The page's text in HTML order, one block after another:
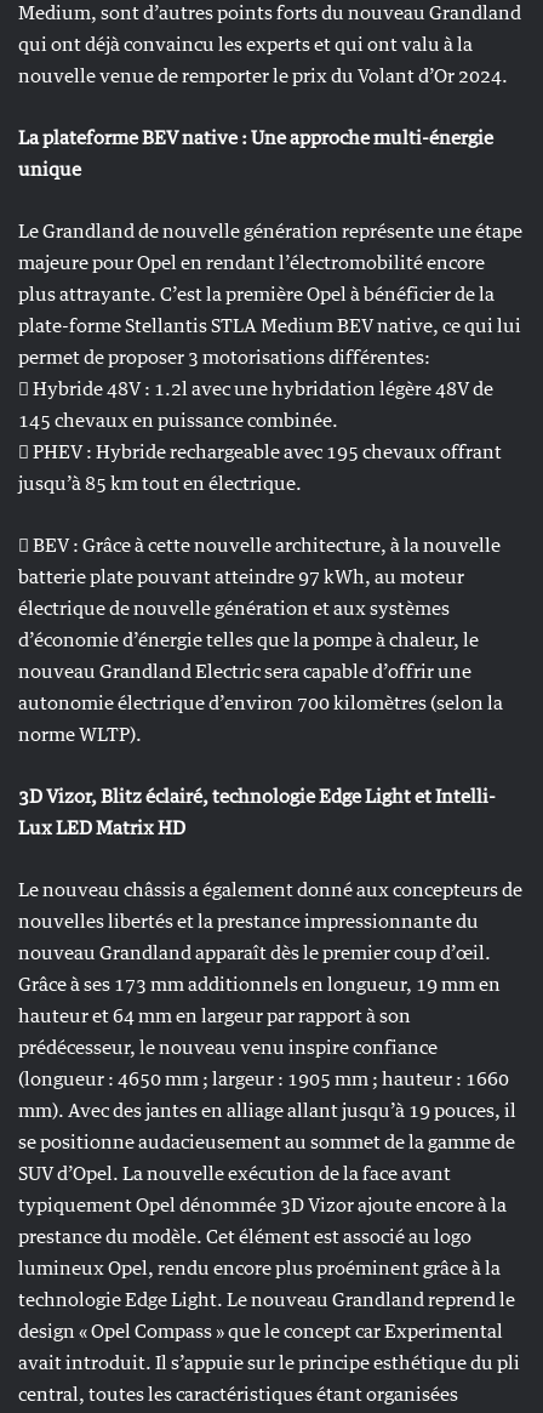
Medium, sont d’autres points forts du nouveau Grandland
qui ont déjà convaincu les experts et qui ont valu à la
nouvelle venue de remporter le prix du Volant d’Or 2024.
La plateforme BEV native : Une approche multi-énergie
unique
Le Grandland de nouvelle génération représente une étape
majeure pour Opel en rendant l’électromobilité encore
plus attrayante. C’est la première Opel à bénéficier de la
plate-forme Stellantis STLA Medium BEV native, ce qui lui
permet de proposer 3 motorisations différentes:
 Hybride 48V : 1.2l avec une hybridation légère 48V de
145 chevaux en puissance combinée.
 PHEV : Hybride rechargeable avec 195 chevaux offrant
jusqu’à 85 km tout en électrique.
 BEV : Grâce à cette nouvelle architecture, à la nouvelle
batterie plate pouvant atteindre 97 kWh, au moteur
électrique de nouvelle génération et aux systèmes
d’économie d’énergie telles que la pompe à chaleur, le
nouveau Grandland Electric sera capable d’offrir une
autonomie électrique d’environ 700 kilomètres (selon la
norme WLTP).
3D Vizor, Blitz éclairé, technologie Edge Light et Intelli-
Lux LED Matrix HD
Le nouveau châssis a également donné aux concepteurs de
nouvelles libertés et la prestance impressionnante du
nouveau Grandland apparaît dès le premier coup d’œil.
Grâce à ses 173 mm additionnels en longueur, 19 mm en
hauteur et 64 mm en largeur par rapport à son
prédécesseur, le nouveau venu inspire confiance
(longueur : 4650 mm ; largeur : 1905 mm ; hauteur : 1660
mm). Avec des jantes en alliage allant jusqu’à 19 pouces, il
se positionne audacieusement au sommet de la gamme de
SUV d’Opel. La nouvelle exécution de la face avant
typiquement Opel dénommée 3D Vizor ajoute encore à la
prestance du modèle. Cet élément est associé au logo
lumineux Opel, rendu encore plus proéminent grâce à la
technologie Edge Light. Le nouveau Grandland reprend le
design « Opel Compass » que le concept car Experimental
avait introduit. Il s’appuie sur le principe esthétique du pli
central, toutes les caractéristiques étant organisées